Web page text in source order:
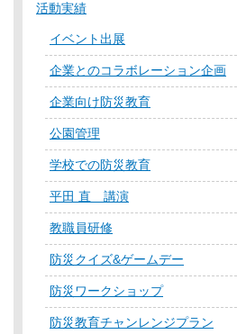
活動実績
イベント出展
企業とのコラボレーション企画
企業向け防災教育
公園管理
学校での防災教育
平田 直 講演
教職員研修
防災クイズ&ゲームデー
防災ワークショップ
防災教育チャンレンジプラン